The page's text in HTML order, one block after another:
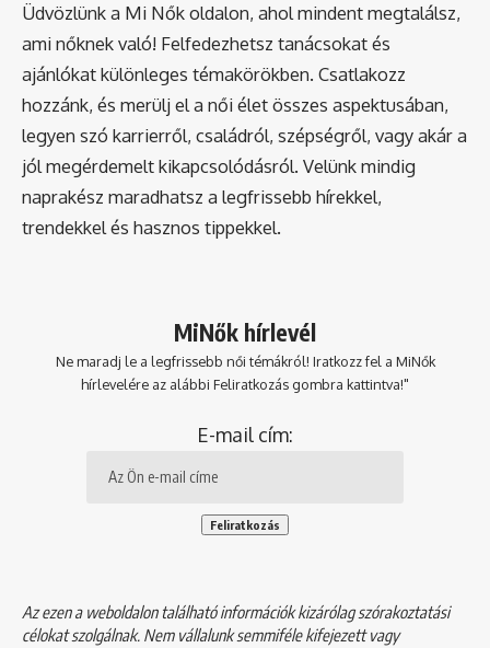
Üdvözlünk a Mi Nők oldalon, ahol mindent megtalálsz,
ami nőknek való! Felfedezhetsz tanácsokat és
ajánlókat különleges témakörökben. Csatlakozz
hozzánk, és merülj el a női élet összes aspektusában,
legyen szó karrierről, családról, szépségről, vagy akár a
jól megérdemelt kikapcsolódásról. Velünk mindig
naprakész maradhatsz a legfrissebb hírekkel,
trendekkel és hasznos tippekkel.
MiNők hírlevél
Ne maradj le a legfrissebb női témákról! Iratkozz fel a MiNők
hírlevelére az alábbi Feliratkozás gombra kattintva!"
E-mail cím:
Az ezen a weboldalon található információk kizárólag szórakoztatási
célokat szolgálnak. Nem vállalunk semmiféle kifejezett vagy